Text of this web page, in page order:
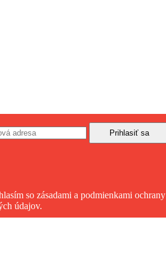
so zásadami a podmienkami ochrany
údajov.